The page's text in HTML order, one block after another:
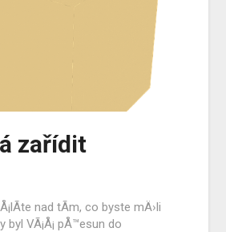
zařídit
nad tÃ­m, co byste mÄ›li
byl VÃ¡Å¡ pÅ™esun do